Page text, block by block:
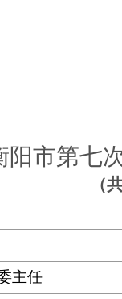
阳市第七
（
主任